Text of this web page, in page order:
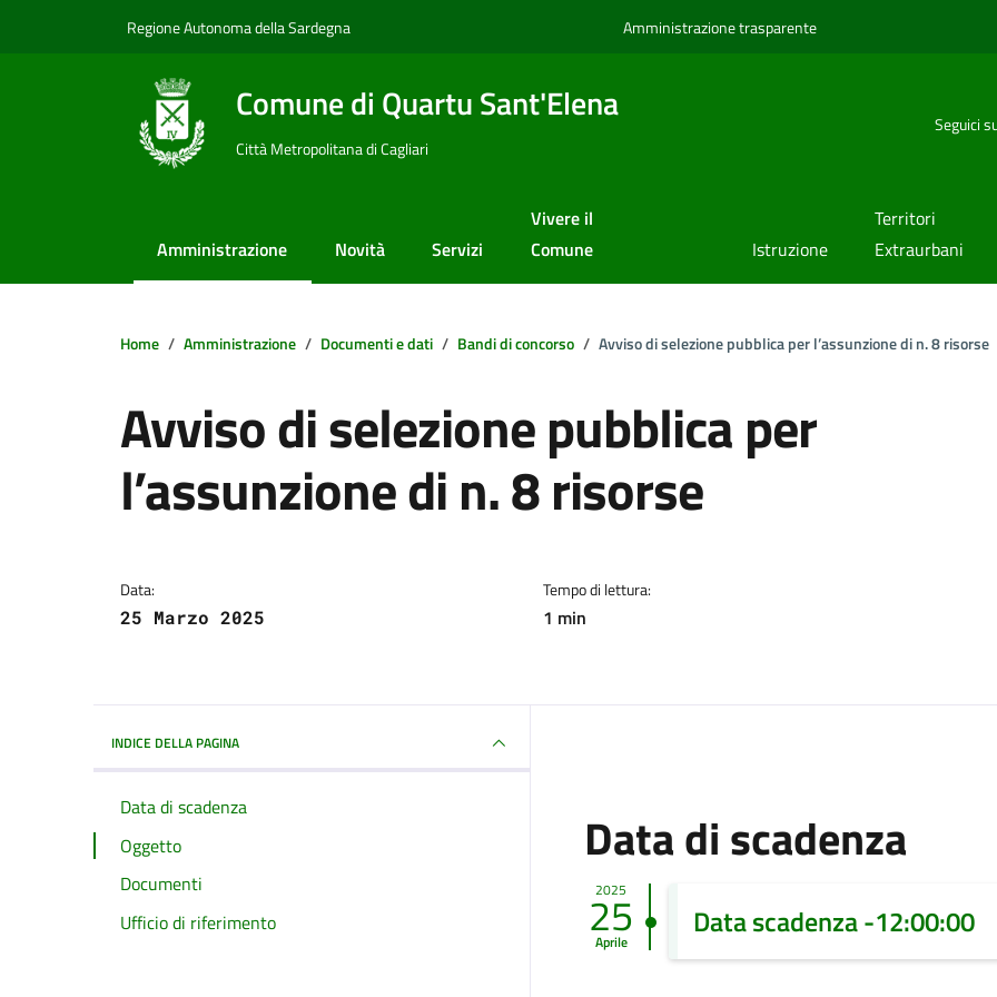
Regione Autonoma della Sardegna Amministrazione trasparente
Comune di Quartu Sant'Elena
Città Metropolitana di Cagliari
Seguici
Amministrazione Novità Servizi
Vivere il
Comune
Istruzione
Territori
Extraurbani
Home Amministrazione Documenti e dati Bandi di concorso Avviso di selezione pubblica per l’assunzione di n. 8 risorse
Avviso di selezione pubblica per
l’assunzione di n. 8 risorse
Data:
25 Marzo 2025
Tempo di lettura:
1 min
INDICE DELLA PAGINA
Data di scadenza
Oggetto
Documenti
Ufficio di riferimento
Data di scadenza
2025
25
Aprile
Data scadenza -12:00:00